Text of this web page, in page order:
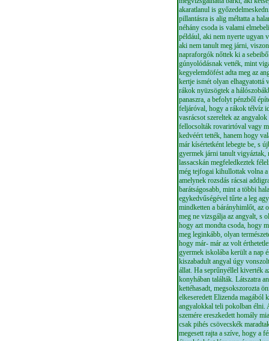
akaratlanul is
pillantásra is alig méltatta a
néhány csoda is valami
például, aki nem nyerte ugyan
aki nem tanult meg járni,
napraforgók nőttek ki a
gúnyolódásnak vették, mint
kegyelemdöfést adta meg az
kertje ismét olyan elhagyatottá
rákok nyüzsögtek a
panaszra, a befolyt pénzből
feljáróval, hogy a rákok télvíz
vasrácsot szereltek az
fellocsolták rovarirtóval vagy
kedvéért tették, hanem hogy
már kísértetként lebegte be, s
gyermek járni tanult vigyáztak,
lassacskán megfeledkeztek
még tejfogai kihullottak volna
amelynek rozsdás rácsai
barátságosabb, mint a többi
egykedvűségével tűrte a leg
mindketten a bárányhimlőt, az
meg ne vizsgálja az angyalt, s
hogy azt mondta csoda, hogy
meg leginkább, olyan
hogy már- már az volt
gyermek iskolába került a nap
kiszabadult angyal úgy
állat. Ha seprűnyéllel kiverték
konyhában találták. Látszatra
kettéhasadt, megsokszorozta
elkeseredett Elizenda magából
angyalokkal teli pokolban élni.
szemére ereszkedett homály
csak pihés csövecskék
megesett rajta a szíve, hogy a